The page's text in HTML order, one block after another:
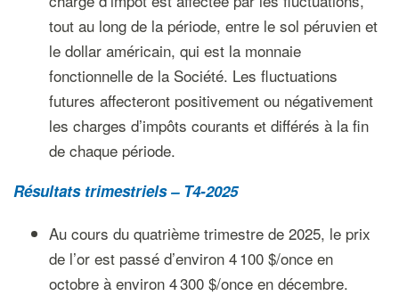
tout au long de la période, entre le sol péruvien et
le dollar américain, qui est la monnaie
fonctionnelle de la Société. Les fluctuations
futures affecteront positivement ou négativement
les charges d’impôts courants et différés à la fin
de chaque période.
Résultats trimestriels – T4-2025
Au cours du quatrième trimestre de 2025, le prix
de l’or est passé d’environ 4 100 $/once en
octobre à environ 4 300 $/once en décembre.